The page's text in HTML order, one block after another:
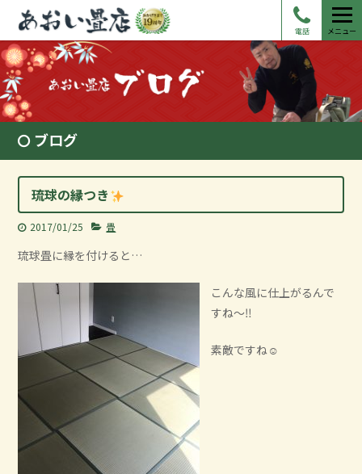
電話 メニュー
ブログ
琉球の縁つき
2017/01/25 畳
琉球畳に縁を付けると…
こんな風に仕上がるんで
すね～‼
素敵ですね☺